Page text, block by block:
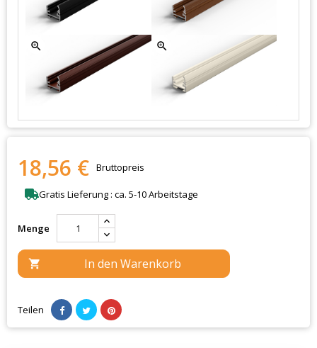
zoom_in zoom_in
18,56 € Bruttopreis
Gratis Lieferung : ca. 5-10 Arbeitstage
Menge
 In den Warenkorb
Teilen